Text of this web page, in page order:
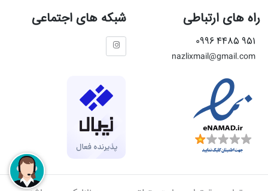
راه های ارتباطی
951 4485 0996
nazlixmail@gmail.com
شبکه های اجتماعی